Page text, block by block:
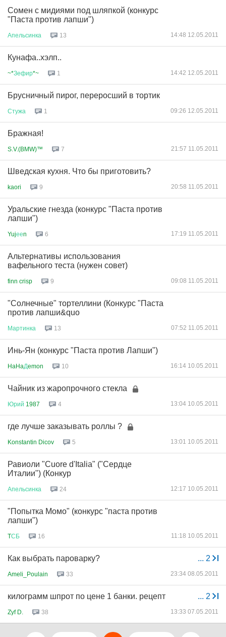
Сомен с мидиями под шляпкой (конкурс
"Паста против лапши")
Апельсинка 13 14:48 12.05.2011
Кунафа..хэлп..
~*Зефир*~ 1 14:42 12.05.2011
Брусничный пирог, переросший в тортик
Стужа 1 09:26 12.05.2011
Бражная!
S.V.(BMW)™ 7 21:57 11.05.2011
Шведская кухня. Что бы приготовить?
kaori 9 20:58 11.05.2011
Уральские гнезда (конкурс "Паста против
лапши")
Yujееn 6 17:19 11.05.2011
Альтернативы использования
вафельного теста (нужен совет)
finn crisp 9 09:08 11.05.2011
"Солнечные" тортеллини (Конкурс "Паста
против лапши&quo
Мартинка 13 07:52 11.05.2011
Инь-Ян (конкурс "Паста против Лапши")
HaHaДemon 10 16:14 10.05.2011
Чайник из жаропрочного стекла
Юрий 1987 4 13:04 10.05.2011
где лучше заказывать роллы ?
Konstantin Dicov 5 13:01 10.05.2011
Равиоли "Cuore d'Italia" ("Сердце
Италии") (Конкур
Апельсинка 24 12:17 10.05.2011
"Попытка Момо" (конкурс "паста против
лапши")
TСБ 16 11:18 10.05.2011
... 2
Как выбрать пароварку?
Ameli_Poulain 33 23:34 08.05.2011
... 2
килограмм шпрот по цене 1 банки. рецепт
Zyf D. 38 13:33 07.05.2011